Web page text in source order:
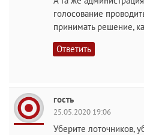
голосование
принимать решение,
Ответить
гость
25.05.2020 19:06
Уберите лоточников,